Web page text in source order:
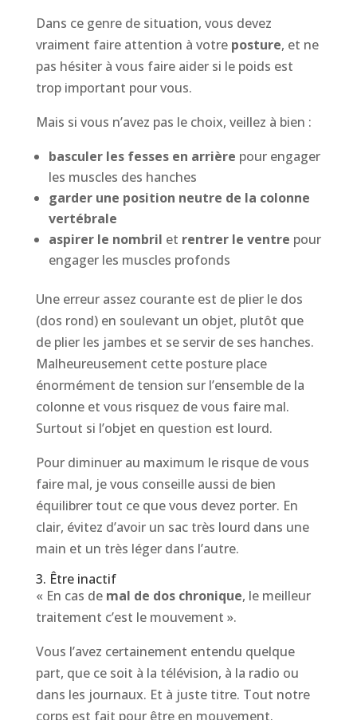
Dans ce genre de situation, vous devez
vraiment faire attention à votre posture, et ne
pas hésiter à vous faire aider si le poids est
trop important pour vous.
Mais si vous n’avez pas le choix, veillez à bien :
basculer les fesses en arrière pour engager
les muscles des hanches
garder une position neutre de la colonne
vertébrale
aspirer le nombril et rentrer le ventre pour
engager les muscles profonds
Une erreur assez courante est de plier le dos
(dos rond) en soulevant un objet, plutôt que
de plier les jambes et se servir de ses hanches.
Malheureusement cette posture place
énormément de tension sur l’ensemble de la
colonne et vous risquez de vous faire mal.
Surtout si l’objet en question est lourd.
Pour diminuer au maximum le risque de vous
faire mal, je vous conseille aussi de bien
équilibrer tout ce que vous devez porter. En
clair, évitez d’avoir un sac très lourd dans une
main et un très léger dans l’autre.
3. Être inactif
« En cas demal de dos chronique, le meilleur
traitement c’est le mouvement ».
Vous l’avez certainement entendu quelque
part, que ce soit à la télévision, à la radio ou
dans les journaux. Et à juste titre. Tout notre
corps est fait pour être en mouvement.